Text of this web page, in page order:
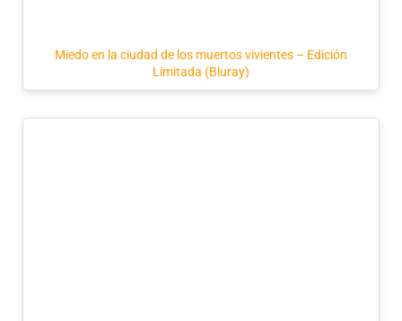
Miedo en la ciudad de los muertos vivientes – Edición
Limitada (Bluray)